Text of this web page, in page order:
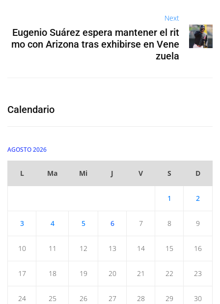
Next
Eugenio Suárez espera mantener el rit
mo con Arizona tras exhibirse en Vene
zuela
Calendario
AGOSTO 2026
L Ma Mi J V S D
1 2
3 4 5 6 7 8 9
10 11 12 13 14 15 16
17 18 19 20 21 22 23
24 25 26 27 28 29 30